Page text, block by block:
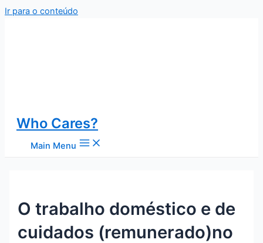
Ir para o conteúdo
Who Cares?
Main Menu
O trabalho doméstico e de
cuidados (remunerado)no